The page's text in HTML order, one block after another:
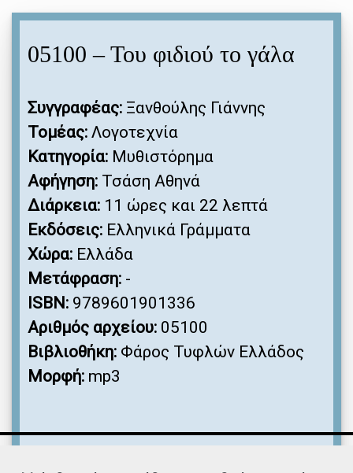
05100 – Του φιδιού το γάλα
Συγγραφέας: Ξανθούλης Γιάννης
Τομέας: Λογοτεχνία
Κατηγορία: Μυθιστόρημα
Αφήγηση: Τσάση Αθηνά
Διάρκεια: 11 ώρες και 22 λεπτά
Εκδόσεις: Ελληνικά Γράμματα
Χώρα: Ελλάδα
Μετάφραση: -
ISBN: 9789601901336
Αριθμός αρχείου: 05100
Βιβλιοθήκη: Φάρος Τυφλών Ελλάδος
Μορφή: mp3